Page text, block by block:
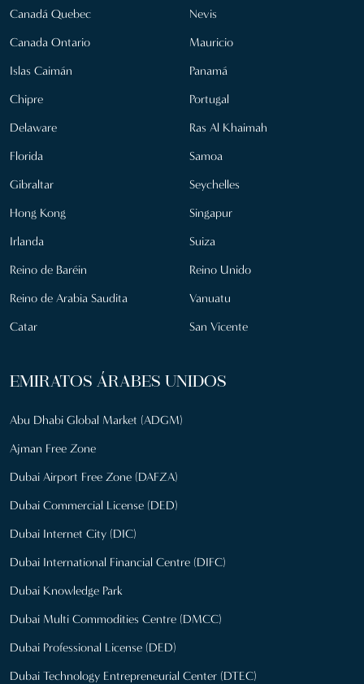
Canadá Quebec
Canada Ontario
Islas Caimán
Chipre
Delaware
Florida
Gibraltar
Hong Kong
Irlanda
Reino de Baréin
Reino de Arabia Saudita
Catar
Nevis
Mauricio
Panamá
Portugal
Ras Al Khaimah
Samoa
Seychelles
Singapur
Suiza
Reino Unido
Vanuatu
San Vicente
EMIRATOS ÁRABES UNIDOS
Abu Dhabi Global Market (ADGM)
Ajman Free Zone
Dubai Airport Free Zone (DAFZA)
Dubai Commercial License (DED)
Dubai Internet City (DIC)
Dubai International Financial Centre (DIFC)
Dubai Knowledge Park
Dubai Multi Commodities Centre (DMCC)
Dubai Professional License (DED)
Dubai Technology Entrepreneurial Center (DTEC)